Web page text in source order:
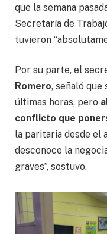
que la semana
Secretaría de
tuvieron
Por su parte, el
Romero, señaló que
últimas horas, pero
conflicto que
la paritaria desde el
desconoce la
graves”, sostuvo.